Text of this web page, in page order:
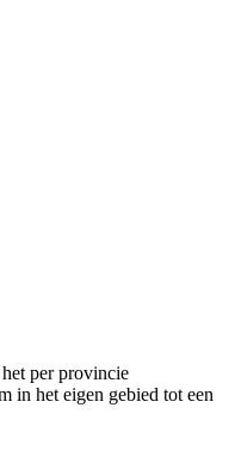
per provincie
in het eigen gebied tot een